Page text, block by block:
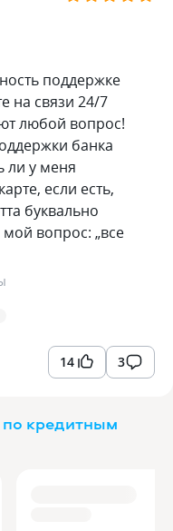
поддержке
на связи 24/7
любой вопрос!
банка
ли у меня
если есть,
буквально
вопрос: „все
14 3
по кредитным